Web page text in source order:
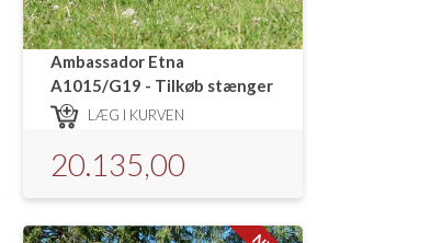
Ambassador Etna
A1015/G19 - Tilkøb stænger
LÆG I KURVEN
20.135,00